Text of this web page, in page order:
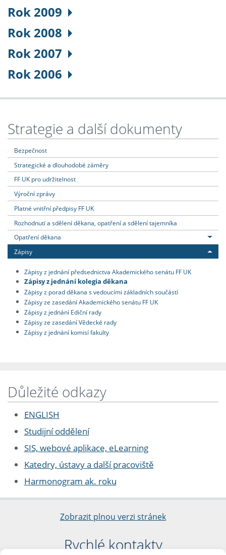
Rok 2009
Rok 2008
Rok 2007
Rok 2006
Strategie a další dokumenty
Bezpečnost
Strategické a dlouhodobé záměry
FF UK pro udržitelnost
Výroční zprávy
Platné vnitřní předpisy FF UK
Rozhodnutí a sdělení děkana, opatření a sdělení tajemníka
Opatření děkana
Zápisy
Zápisy z jednání předsednictva Akademického senátu FF UK
Zápisy z jednání kolegia děkana
Zápisy z porad děkana s vedoucími základních součástí
Zápisy ze zasedání Akademického senátu FF UK
Zápisy z jednání Ediční rady
Zápisy ze zasedání Vědecké rady
Zápisy z jednání komisí fakulty
Důležité odkazy
ENGLISH
Studijní oddělení
SIS, webové aplikace, eLearning
Katedry, ústavy a další pracoviště
Harmonogram ak. roku
Zobrazit plnou verzi stránek
Rychlé kontakty